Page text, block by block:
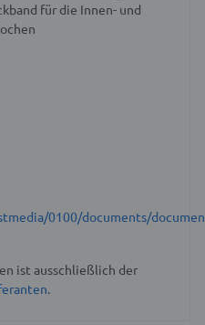
für die Innen- und
0100/documents/
ist ausschließlich der